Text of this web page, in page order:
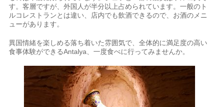
す。客層ですが、外国人が半分以上占められています。一般のト
ルコレストランとは違い、店内でも飲酒できるので、お酒のメニ
ューがあります。
異国情緒を楽しめる落ち着いた雰囲気で、全体的に満足度の高い
食事体験ができるAntalya、一度食べに行ってみませんか。